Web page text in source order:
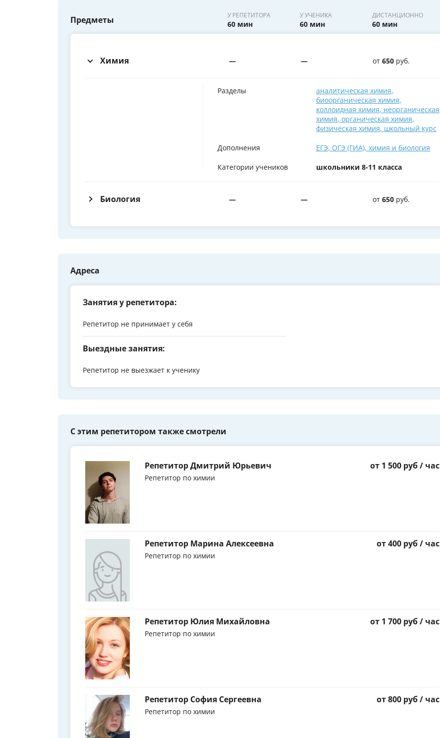
Предметы У РЕПЕТИТОРА
60 мин
У УЧЕНИКА
60 мин
ДИСТАНЦИОННО
60 мин
Химия — — от 650 руб.
Разделы аналитическая химия,
биоорганическая химия,
коллоидная химия, неорганическая
химия, органическая химия,
физическая химия, школьный курс
Дополнения ЕГЭ, ОГЭ (ГИА), химия и биология
Категории учеников школьники 8-11 класса
Биология — — от 650 руб.
Адреса
Занятия у репетитора:
Репетитор не принимает у себя
Выездные занятия:
Репетитор не выезжает к ученику
С этим репетитором также смотрели
Репетитор Дмитрий Юрьевич
Репетитор по химии
от 1 500 руб / час
Репетитор Марина Алексеевна
Репетитор по химии
от 400 руб / час
Репетитор Юлия Михайловна
Репетитор по химии
от 1 700 руб / час
Репетитор София Сергеевна
Репетитор по химии
от 800 руб / час